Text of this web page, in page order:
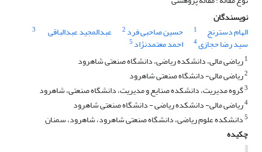
نویسندگان
الهام دسترنج
1 حسین صاحبی فرد 2 عبدالمجید عبدالباقی 3
سید رضا حجازی4 احمد معتمدنژاد 5
1ریاضی مالی، دانشکده ریاضی، دانشگاه صنعتی شاهرود
2ریاضی مالی- دانشگاه صنعتی شاهرود
3گروه مدیریت، دانشکده صنایع و مدیریت، دانشگاه صنعتی، شاهرود
4ریاضی مالی- دانشکده ریاضی - دانشگاه صنعتی شاهرود
5دانشکده علوم ریاضی، دانشگاه صنعتی شاهرود، شاهرود، سمنان
چکیده